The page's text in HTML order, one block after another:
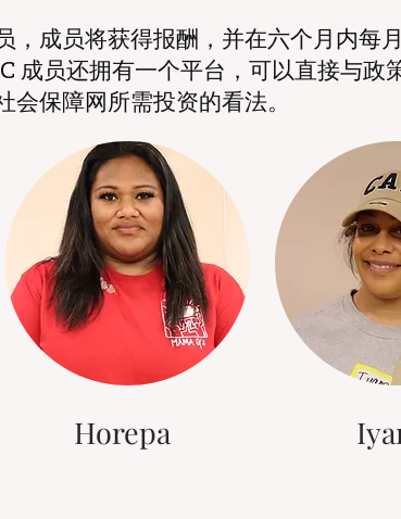
，成员将获得报酬，并在六个月内每
成员还拥有一个平台，可以直接与政
保障网所需投资的看法。
Horepa